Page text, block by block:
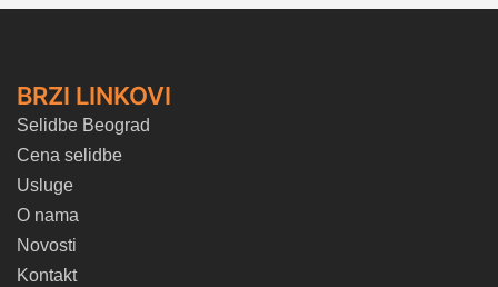
BRZI LINKOVI
Selidbe Beograd
Cena selidbe
Usluge
O nama
Novosti
Kontakt